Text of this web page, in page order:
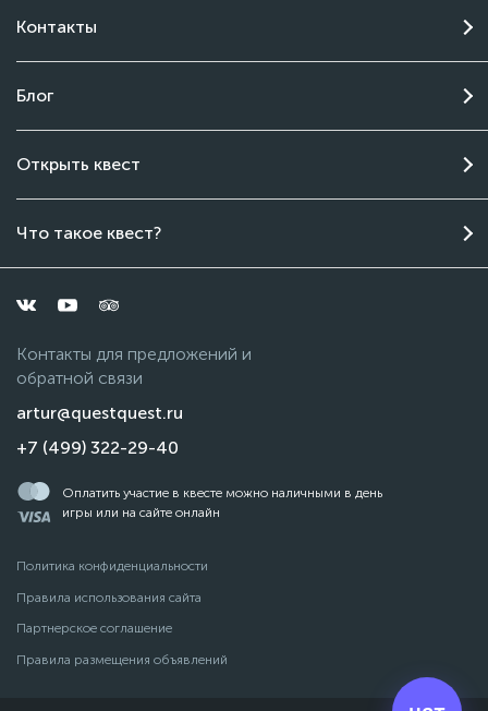
Контакты
Блог
Открыть квест
Что такое квест?
Контакты для предложений и
обратной связи
artur@questquest.ru
+7 (499) 322-29-40
Политика конфиденциальности
Правила использования сайта
Партнерское соглашение
Правила размещения объявлений
Оплатить участие в квесте можно наличными в день
игры или на сайте онлайн
Онлайн